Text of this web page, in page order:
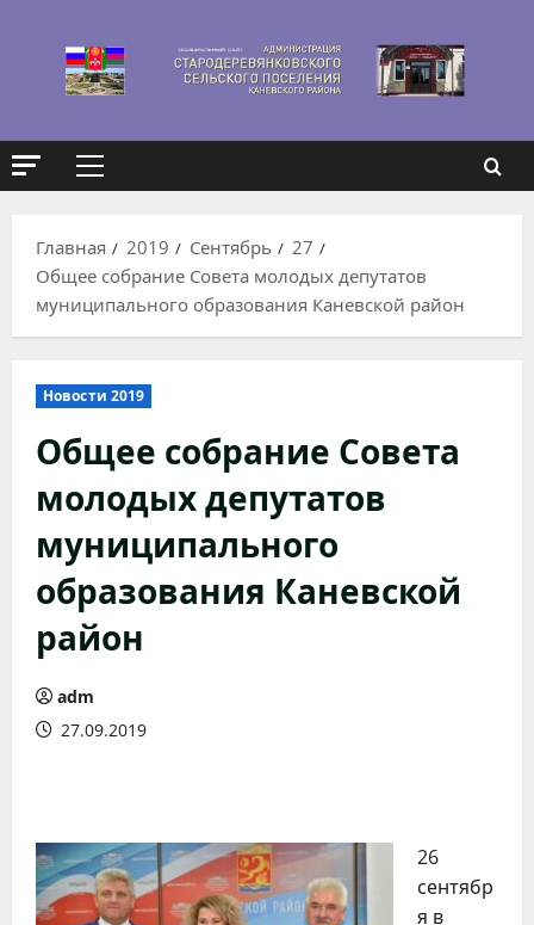
содержимому
Основное
Главная
2019 Сентябрь
27
Общее собрание Совета молодых депутатов
муниципального образования Каневской район
Новости 2019
Общее собрание Совета
молодых депутатов
муниципального
образования Каневской
район
adm
27.09.2019
26
сентябр
я в